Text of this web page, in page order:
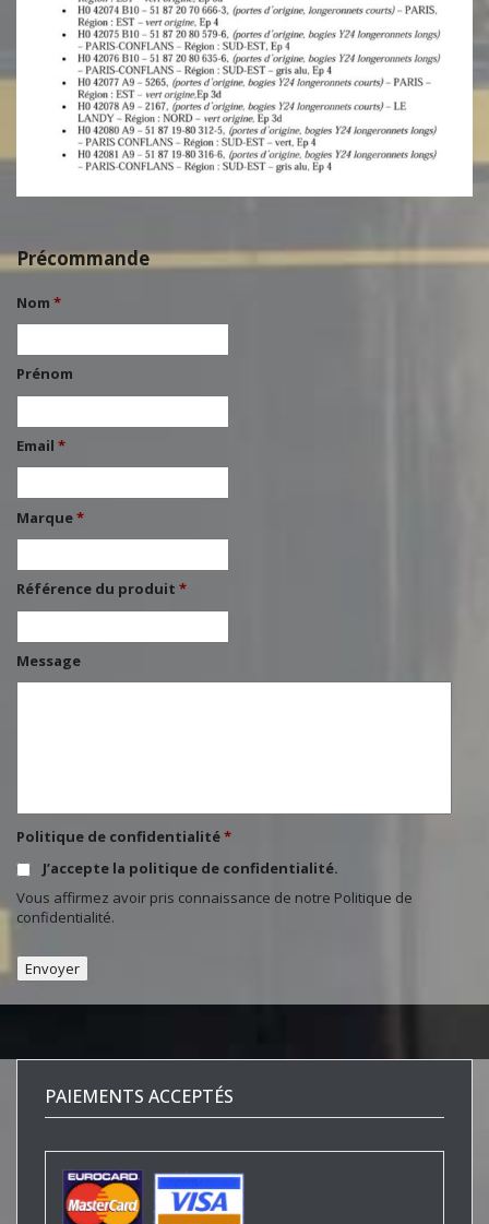
Précommande
Nom *
Prénom
Email *
Marque*
Référence du produit *
Message
Politique de confidentialité*
J’accepte la politique de confidentialité.
Vous affirmez avoir pris connaissance de notre Politique de
confidentialité.
PAIEMENTS ACCEPTÉS